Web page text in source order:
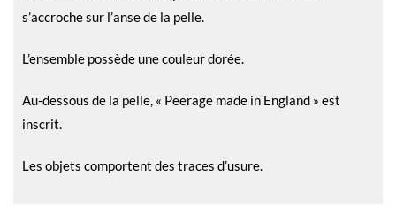
s’accroche sur l’anse de la pelle.
L’ensemble possède une couleur dorée.
Au-dessous de la pelle, « Peerage made in England » est
inscrit.
Les objets comportent des traces d’usure.